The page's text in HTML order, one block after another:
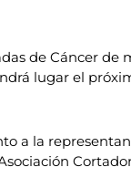
de Cáncer
lugar el
a la